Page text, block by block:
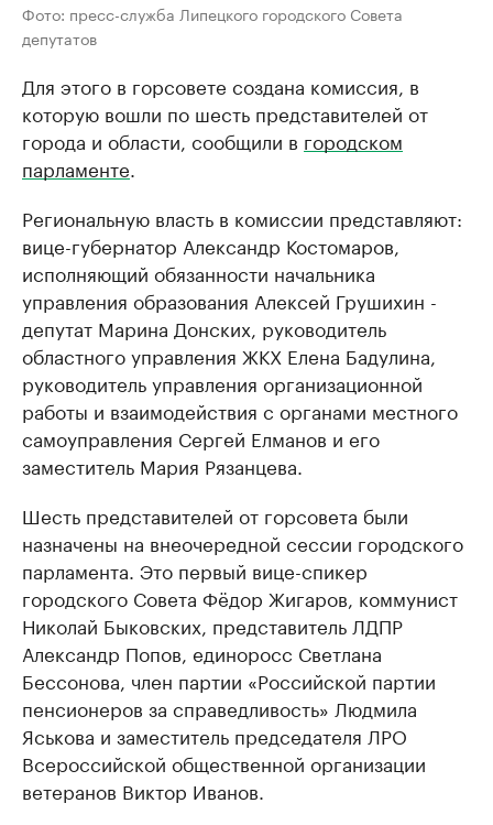
Фото: пресс-служба Липецкого городского Совета
депутатов
Для этого в горсовете создана комиссия, в
которую вошли по шесть представителей от
города и области, сообщили в городском
парламенте.
Региональную власть в комиссии представляют:
вице-губернатор Александр Костомаров,
исполняющий обязанности начальника
управления образования Алексей Грушихин -
депутат Марина Донских, руководитель
областного управления ЖКХ Елена Бадулина,
руководитель управления организационной
работы и взаимодействия с органами местного
самоуправления Сергей Елманов и его
заместитель Мария Рязанцева.
Шесть представителей от горсовета были
назначены на внеочередной сессии городского
парламента. Это первый вице-спикер
городского Совета Фёдор Жигаров, коммунист
Николай Быковских, представитель ЛДПР
Александр Попов, единоросс Светлана
Бессонова, член партии «Российской партии
пенсионеров за справедливость» Людмила
Яськова и заместитель председателя ЛРО
Всероссийской общественной организации
ветеранов Виктор Иванов.